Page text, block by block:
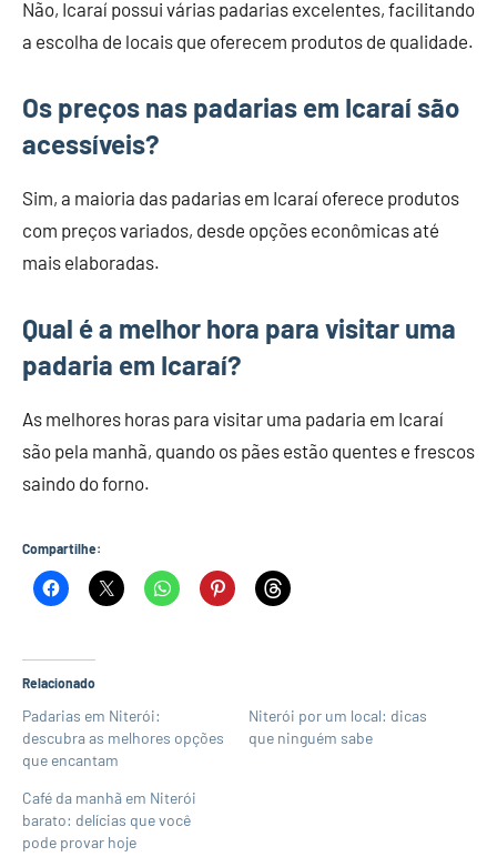
Não, Icaraí possui várias padarias excelentes, facilitando
a escolha de locais que oferecem produtos de qualidade.
Os preços nas padarias em Icaraí são
acessíveis?
Sim, a maioria das padarias em Icaraí oferece produtos
com preços variados, desde opções econômicas até
mais elaboradas.
Qual é a melhor hora para visitar uma
padaria em Icaraí?
As melhores horas para visitar uma padaria em Icaraí
são pela manhã, quando os pães estão quentes e frescos
saindo do forno.
Compartilhe:
Relacionado
Padarias em Niterói:
descubra as melhores opções
que encantam
Niterói por um local: dicas
que ninguém sabe
Café da manhã em Niterói
barato: delícias que você
pode provar hoje